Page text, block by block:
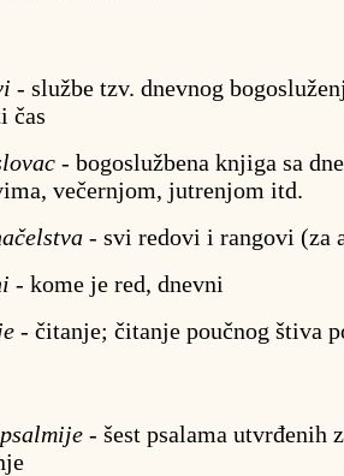
- službe tzv. dnevnog
čas
- bogoslužbena knjiga sa
večernjom, jutrenjom itd.
- svi redovi i rangovi (za
- kome je red, dnevni
- čitanje; čitanje poučnog štiva
- šest psalama utvrđenih